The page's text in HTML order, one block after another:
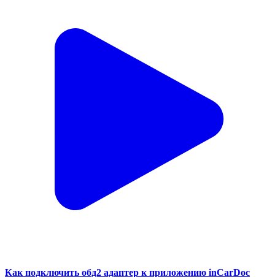
Как подключить обд2 адаптер к приложению inCarDoc